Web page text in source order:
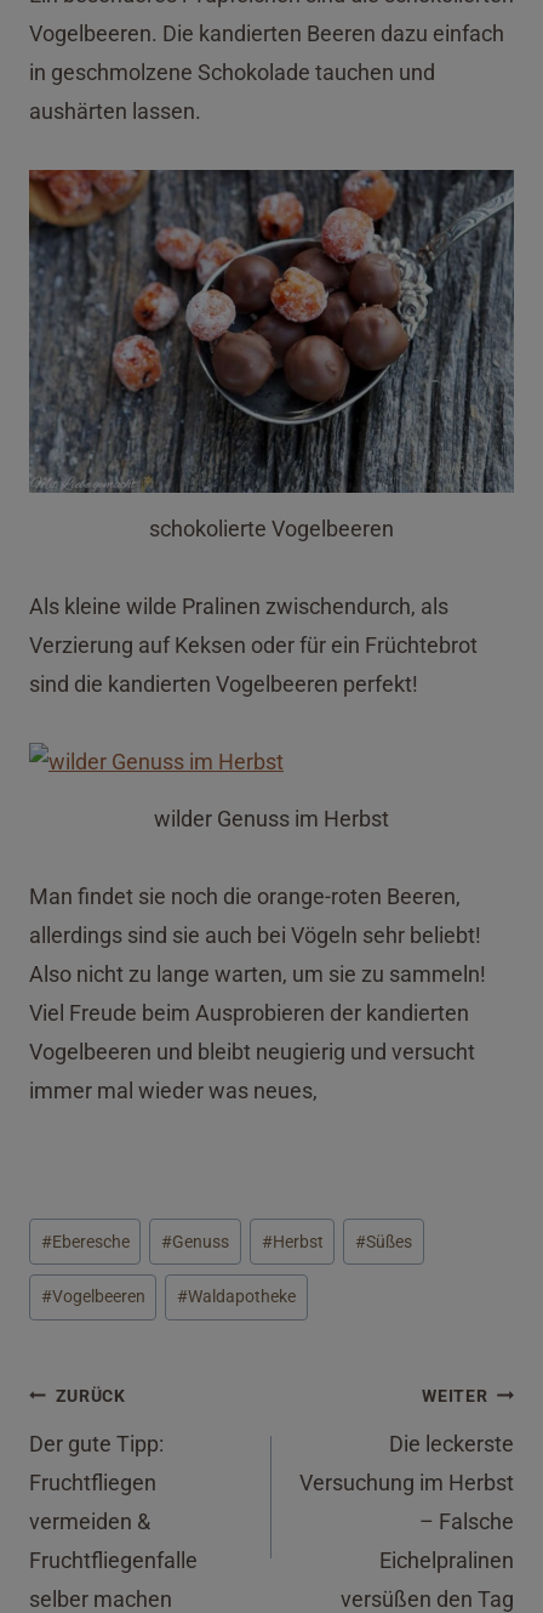
Vogelbeeren. Die kandierten Beeren dazu einfach
in geschmolzene Schokolade tauchen und
aushärten lassen.
schokolierte Vogelbeeren
Als kleine wilde Pralinen zwischendurch, als
Verzierung auf Keksen oder für ein Früchtebrot
sind die kandierten Vogelbeeren perfekt!
wilder Genuss im Herbst
Man findet sie noch die orange-roten Beeren,
allerdings sind sie auch bei Vögeln sehr beliebt!
Also nicht zu lange warten, um sie zu sammeln!
Viel Freude beim Ausprobieren der kandierten
Vogelbeeren und bleibt neugierig und versucht
immer mal wieder was neues,
Schlagworte:
#Eberesche #Genuss #Herbst #Süßes
#Vogelbeeren #Waldapotheke
Beitragsnavigation
ZURÜCK
Der gute Tipp:
Fruchtfliegen
vermeiden &
Fruchtfliegenfalle
selber machen
WEITER
Die leckerste
Versuchung im Herbst
– Falsche
Eichelpralinen
versüßen den Tag